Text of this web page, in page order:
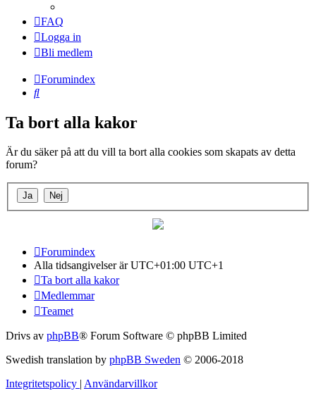
FAQ
Logga in
Bli medlem
Forumindex
Sök
Ta bort alla kakor
Är du säker på att du vill ta bort alla cookies som skapats av detta
forum?
Forumindex
Alla tidsangivelser är UTC+01:00 UTC+1
Ta bort alla kakor
Medlemmar
Teamet
Drivs av phpBB® Forum Software © phpBB Limited
Swedish translation by phpBB Sweden © 2006-2018
Integritetspolicy | Användarvillkor